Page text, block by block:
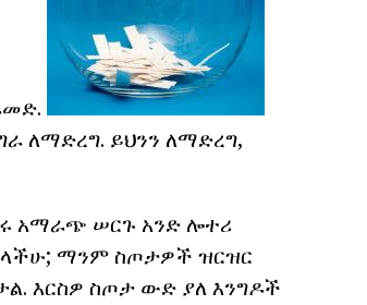
ለማድረግ. ይህንን ለማድረግ,
አማራጭ ሠርጉ አንድ ሎተሪ
ማንም ስጦታዎች ዝርዝር
እርስዎ ስጦታ ውድ ያለ እንግዶች